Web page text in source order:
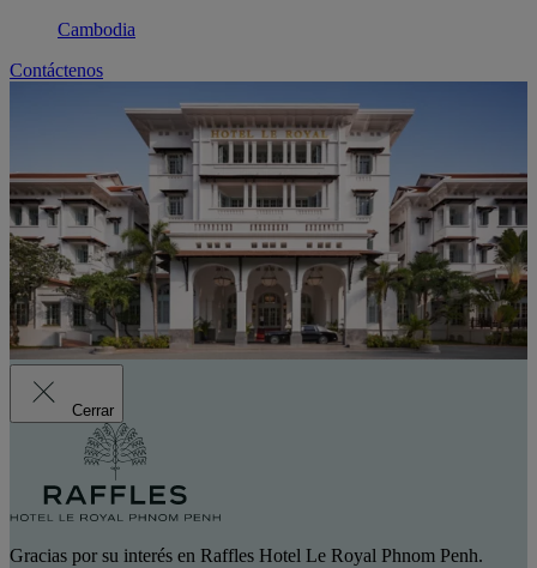
Cambodia
Contáctenos
Cerrar
Gracias por su interés en Raffles Hotel Le Royal Phnom Penh.